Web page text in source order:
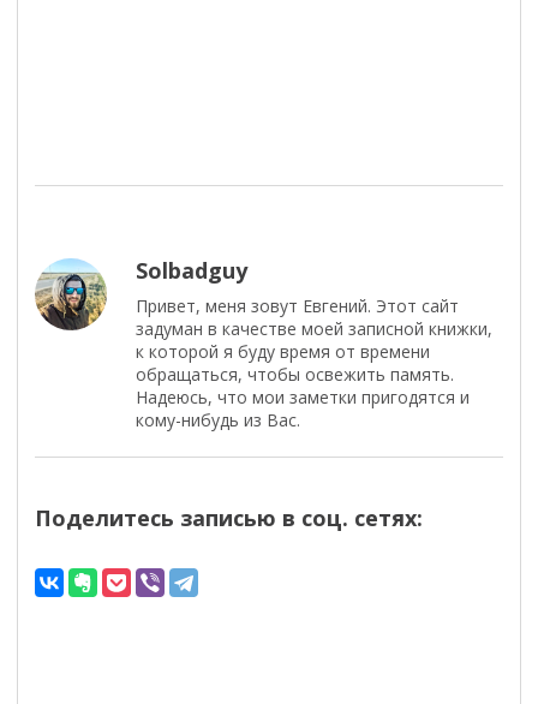
Solbadguy
Привет, меня зовут Евгений. Этот сайт
задуман в качестве моей записной книжки,
к которой я буду время от времени
обращаться, чтобы освежить память.
Надеюсь, что мои заметки пригодятся и
кому-нибудь из Вас.
Поделитесь записью в соц. сетях: